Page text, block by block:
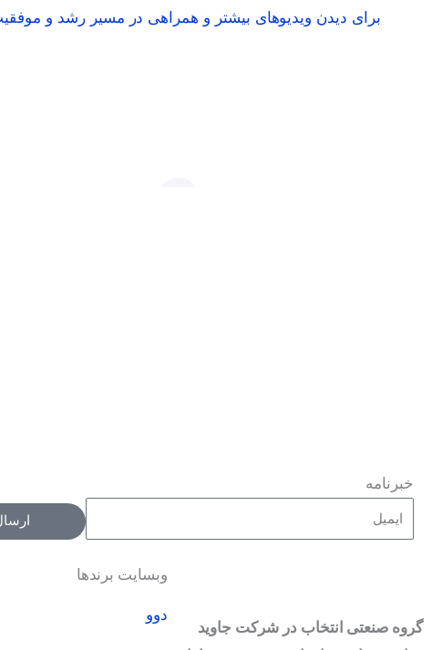
برای دیدن ویدیوهای بیشتر و همراهی در مسیر رشد و
خبرنامه
گروه صنعتی انتخاب در شرکت جاوید
وبسایت برندها
دوو